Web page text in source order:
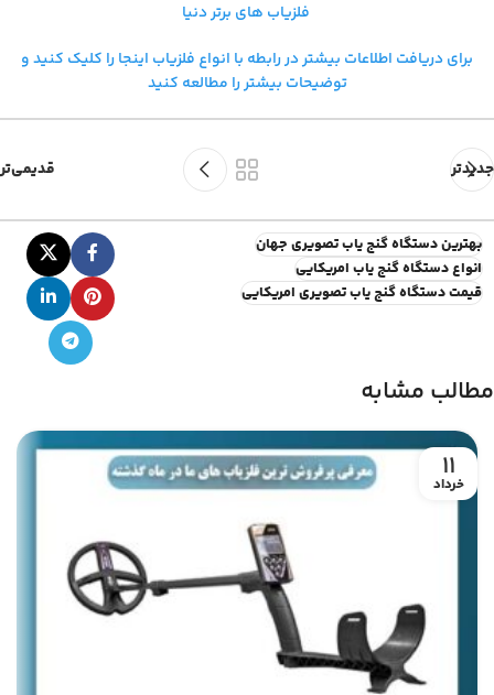
فلزیاب های برتر دنیا
برای دریافت اطلاعات بیشتر در رابطه با انواع فلزیاب اینجا را کلیک کنید و
توضیحات بیشتر را مطالعه کنید
جدیدتر قدیمی‌تر
بهترین دستگاه گنج یاب تصویری جهان
انواع دستگاه گنج یاب امریکایی
قیمت دستگاه گنج یاب تصویری امریکایی
مطالب مشابه
11
خرداد